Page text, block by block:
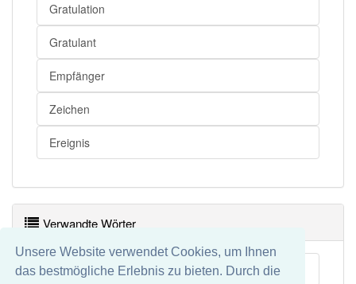
Unsere Website verwendet Cookies, um Ihnen
das bestmögliche Erlebnis zu bieten. Durch die
Gratulation
Gratulant
Empfänger
Zeichen
Ereignis
Verwandte Wörter
Neujahrsglückwunsch